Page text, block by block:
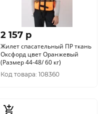
2 157 p
Жилет спасательный ПР ткань
Оксфорд цвет Оранжевый
(Размер 44-48/ 60 кг)
Код товара: 108360